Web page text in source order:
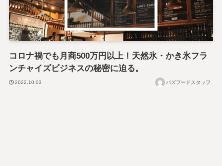
コロナ禍でも月商500万円以上！天然氷・かき氷フラ
ンチャイズビジネスの秘密に迫る。
2022.10.03 バズフードスタッフ